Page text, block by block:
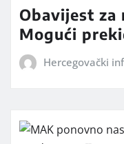
Obavijest za
Mogući
Hercegovački